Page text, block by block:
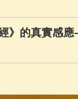
》的真實感應-